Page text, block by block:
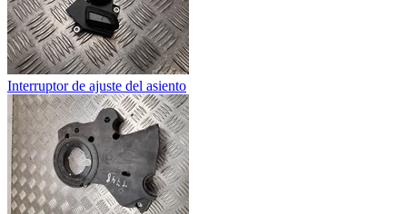
Interruptor de ajuste del asiento